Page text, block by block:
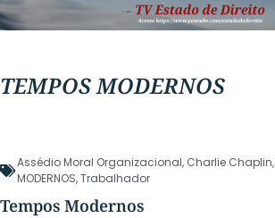
TEMPOS MODERNOS
Assédio Moral Organizacional, Charlie Chaplin,
MODERNOS,Trabalhador
Tempos Modernos